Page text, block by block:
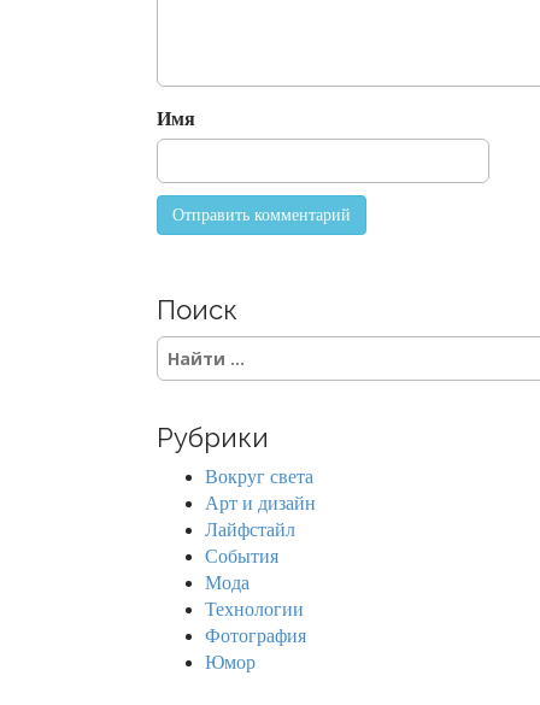
n
Имя
Поиск
S
e
c
Рубрики
Вокруг света
Арт и дизайн
Лайфстайл
События
Мода
Технологии
Фотография
Юмор